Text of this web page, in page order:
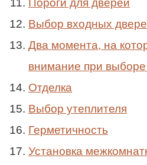
Пороги для дверей
Выбор входных
Два момента, на
внимание при
Отделка
Выбор утеплителя
Герметичность
Установка